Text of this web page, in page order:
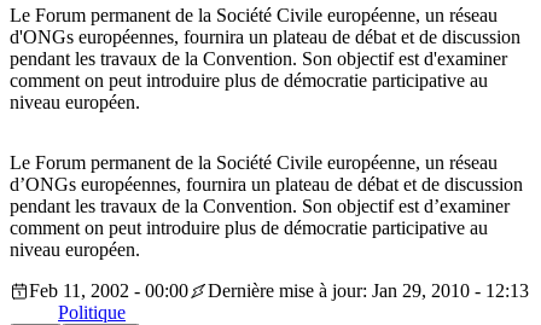
Le Forum permanent de la Société Civile européenne, un réseau
d'ONGs européennes, fournira un plateau de débat et de discussion
pendant les travaux de la Convention. Son objectif est d'examiner
comment on peut introduire plus de démocratie participative au
niveau européen.
Le Forum permanent de la Société Civile européenne, un réseau
d’ONGs européennes, fournira un plateau de débat et de discussion
pendant les travaux de la Convention. Son objectif est d’examiner
comment on peut introduire plus de démocratie participative au
niveau européen.
Feb 11, 2002 - 00:00
Dernière mise à jour: Jan 29, 2010 - 12:13
Politique